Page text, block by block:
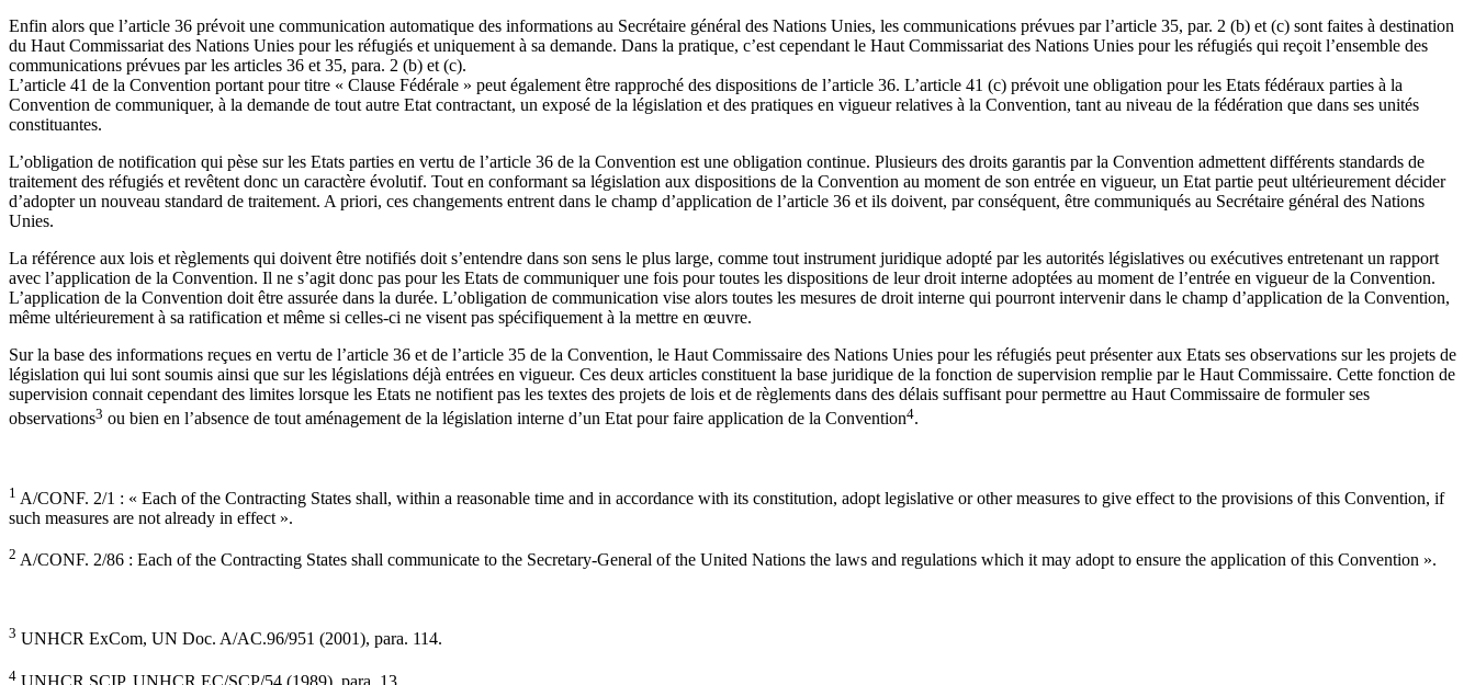
Enfin alors que l’article 36 prévoit une communication automatique des informations au Secrétaire général des Nations Unies, les communications prévues par l’article 35, par. 2 (b) et (c) sont faites à destination
du Haut Commissariat des Nations Unies pour les réfugiés et uniquement à sa demande. Dans la pratique, c’est cependant le Haut Commissariat des Nations Unies pour les réfugiés qui reçoit l’ensemble des
communications prévues par les articles 36 et 35, para. 2 (b) et (c).
L’article 41 de la Convention portant pour titre « Clause Fédérale » peut également être rapproché des dispositions de l’article 36. L’article 41 (c) prévoit une obligation pour les Etats fédéraux parties à la
Convention de communiquer, à la demande de tout autre Etat contractant, un exposé de la législation et des pratiques en vigueur relatives à la Convention, tant au niveau de la fédération que dans ses unités
constituantes.
L’obligation de notification qui pèse sur les Etats parties en vertu de l’article 36 de la Convention est une obligation continue. Plusieurs des droits garantis par la Convention admettent différents standards de
traitement des réfugiés et revêtent donc un caractère évolutif. Tout en conformant sa législation aux dispositions de la Convention au moment de son entrée en vigueur, un Etat partie peut ultérieurement décider
d’adopter un nouveau standard de traitement. A priori, ces changements entrent dans le champ d’application de l’article 36 et ils doivent, par conséquent, être communiqués au Secrétaire général des Nations
Unies.
La référence aux lois et règlements qui doivent être notifiés doit s’entendre dans son sens le plus large, comme tout instrument juridique adopté par les autorités législatives ou exécutives entretenant un rapport
avec l’application de la Convention. Il ne s’agit donc pas pour les Etats de communiquer une fois pour toutes les dispositions de leur droit interne adoptées au moment de l’entrée en vigueur de la Convention.
L’application de la Convention doit être assurée dans la durée. L’obligation de communication vise alors toutes les mesures de droit interne qui pourront intervenir dans le champ d’application de la Convention,
même ultérieurement à sa ratification et même si celles-ci ne visent pas spécifiquement à la mettre en œuvre.
Sur la base des informations reçues en vertu de l’article 36 et de l’article 35 de la Convention, le Haut Commissaire des Nations Unies pour les réfugiés peut présenter aux Etats ses observations sur les projets de
législation qui lui sont soumis ainsi que sur les législations déjà entrées en vigueur. Ces deux articles constituent la base juridique de la fonction de supervision remplie par le Haut Commissaire. Cette fonction de
supervision connait cependant des limites lorsque les Etats ne notifient pas les textes des projets de lois et de règlements dans des délais suffisant pour permettre au Haut Commissaire de formuler ses
observations3 ou bien en l’absence de tout aménagement de la législation interne d’un Etat pour faire application de la Convention4.
1 A/CONF. 2/1 : « Each of the Contracting States shall, within a reasonable time and in accordance with its constitution, adopt legislative or other measures to give effect to the provisions of this Convention, if
such measures are not already in effect ».
2 A/CONF. 2/86 : Each of the Contracting States shall communicate to the Secretary-General of the United Nations the laws and regulations which it may adopt to ensure the application of this Convention ».
3 UNHCR ExCom, UN Doc. A/AC.96/951 (2001), para. 114.
4 UNHCR SCIP, UNHCR EC/SCP/54 (1989), para. 13.